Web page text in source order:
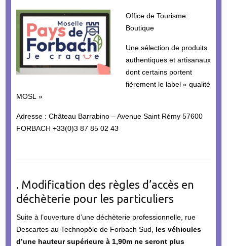
Office de Tourisme :
Boutique
Une sélection de produits
authentiques et artisanaux
dont certains portent
fièrement le label « qualité
MOSL »
Adresse : Château Barrabino – Avenue Saint Rémy 57600
FORBACH +33(0)3 87 85 02 43
. Modification des règles d’accès en
déchèterie pour les particuliers
Suite à l’ouverture d’une déchèterie professionnelle, rue
Descartes au Technopôle de Forbach Sud,
les véhicules
d’une hauteur supérieure à 1,90m ne seront plus